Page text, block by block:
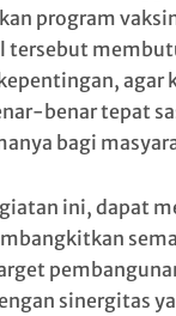
program
tersebut
agar
benar tepat
bagi
ini, dapat
sinergitas